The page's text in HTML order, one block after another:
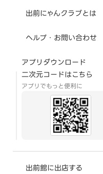
出前にゃんクラブとは
ヘルプ・お問い合わせ
アプリダウンロード
二次元コードはこちら
アプリでもっと便利に
出前館に出店する